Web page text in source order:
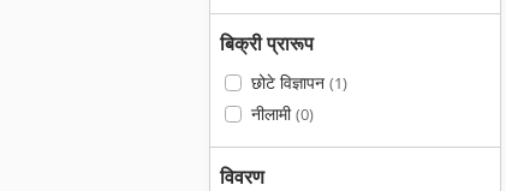
बिक्री प्रारूप
छोटे विज्ञापन (1)
नीलामी(0)
विवरण